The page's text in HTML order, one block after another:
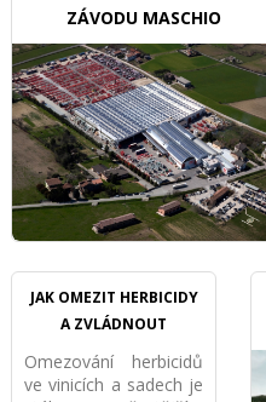
ZÁVODU MASCHIO
GASPARDO
JAK OMEZIT HERBICIDY
A ZVLÁDNOUT
PŘÍKMENNÝ PÁS
MECHANICKY VE VINICI I
Omezování herbicidů
ve vinicích a sadech je